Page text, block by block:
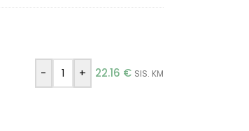
- + 22.16 € SIS. KM